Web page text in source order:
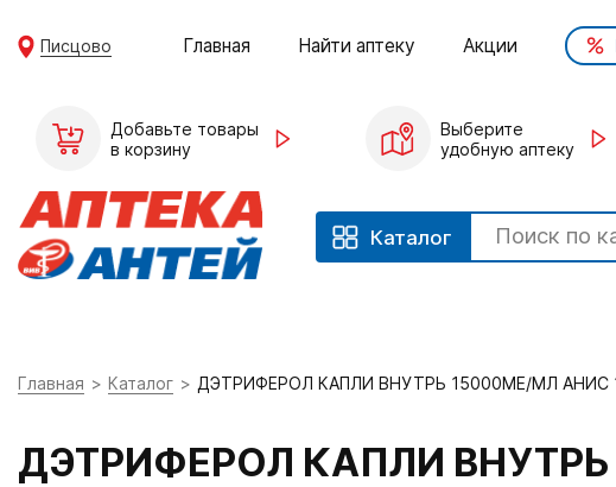
Писцово Главная Найти аптеку Акции
Добавьте товары
в корзину
Выберите
удобную аптеку
Каталог
Главная Каталог ДЭТРИФЕРОЛ КАПЛИ ВНУТРЬ 15000МЕ/МЛ АНИС
ДЭТРИФЕРОЛ КАПЛИ